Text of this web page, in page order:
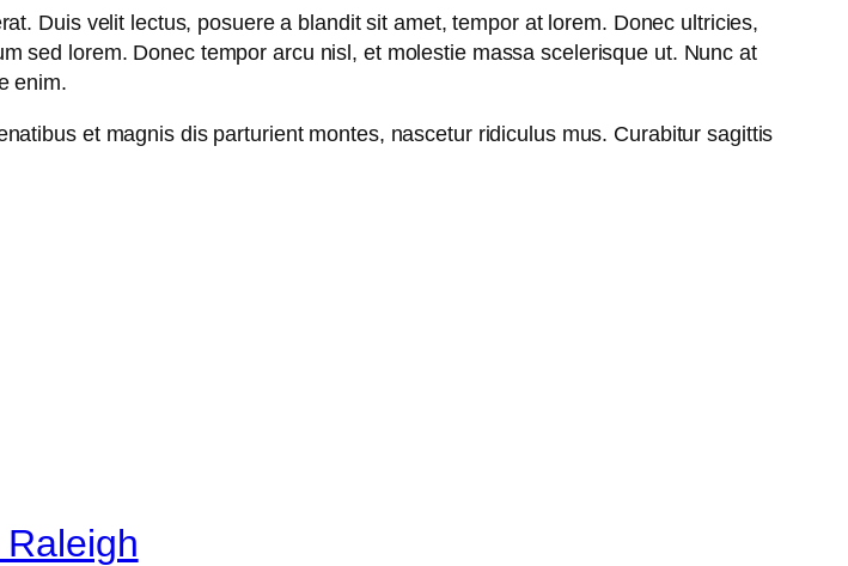
Duis velit lectus, posuere a blandit sit amet, tempor at lorem. Donec ultricies,
sed lorem. Donec tempor arcu nisl, et molestie massa scelerisque ut. Nunc at
enim.
et magnis dis parturient montes, nascetur ridiculus mus. Curabitur sagittis